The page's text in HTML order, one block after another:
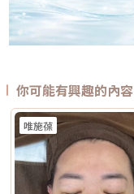
你可能有興趣的內容
唯施葆